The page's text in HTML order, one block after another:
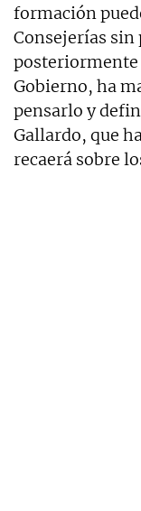
formación
Consejerías sin
posteriormente
Gobierno, ha
pensarlo y
Gallardo, que
recaerá sobre